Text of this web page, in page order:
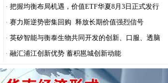
· 把握均衡布局机遇，价值ETF华夏8月3日正式发行
· 赛力斯逆势密集回购 释放长期价值强烈信号
· 英矽智能与衡泰生物共同开发的创新、口服、透脑
· 融汇浦江创新优势 蓄积邕城创新动能